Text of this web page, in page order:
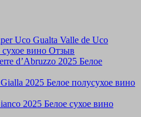
Uco Gualta Valle de Uco
вино Отзыв
d’Abruzzo 2025 Белое
2025 Белое полусухое вино
2025 Белое сухое вино